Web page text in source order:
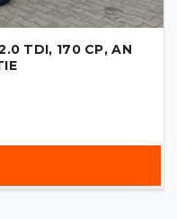
TDI, 170 CP, AN